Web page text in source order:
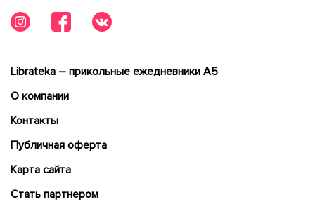
Librateka – прикольные ежедневники А5
О компании
Контакты
Публичная оферта
Карта сайта
Cтать партнером